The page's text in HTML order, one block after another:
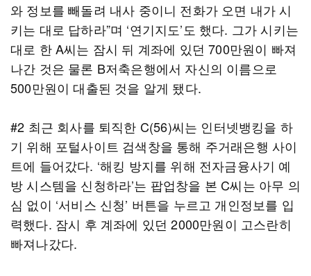
와 정보를 빼돌려 내사 중이니 전화가 오면 내가 시
키는 대로 답하라”며 ‘연기지도’도 했다. 그가 시키는
대로 한 A씨는 잠시 뒤 계좌에 있던 700만원이 빠져
나간 것은 물론 B저축은행에서 자신의 이름으로
500만원이 대출된 것을 알게 됐다.
#2 최근 회사를 퇴직한 C(56)씨는 인터넷뱅킹을 하
기 위해 포털사이트 검색창을 통해 주거래은행 사이
트에 들어갔다. ‘해킹 방지를 위해 전자금융사기 예
방 시스템을 신청하라’는 팝업창을 본 C씨는 아무 의
심 없이 ‘서비스 신청’ 버튼을 누르고 개인정보를 입
력했다. 잠시 후 계좌에 있던 2000만원이 고스란히
빠져나갔다.